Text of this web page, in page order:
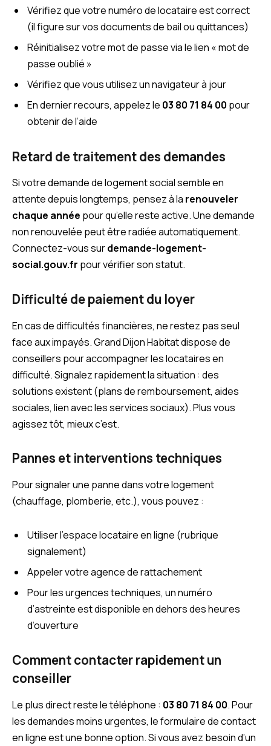
Vérifiez que votre numéro de locataire est correct
(il figure sur vos documents de bail ou quittances)
Réinitialisez votre mot de passe via le lien « mot de
passe oublié »
Vérifiez que vous utilisez un navigateur à jour
En dernier recours, appelez le 03 80 71 84 00 pour
obtenir de l’aide
Retard de traitement des demandes
Si votre demande de logement social semble en
attente depuis longtemps, pensez à la renouveler
chaque année pour qu’elle reste active. Une demande
non renouvelée peut être radiée automatiquement.
Connectez-vous surdemande-logement-
social.gouv.fr pour vérifier son statut.
Difficulté de paiement du loyer
En cas de difficultés financières, ne restez pas seul
face aux impayés. Grand Dijon Habitat dispose de
conseillers pour accompagner les locataires en
difficulté. Signalez rapidement la situation : des
solutions existent (plans de remboursement, aides
sociales, lien avec les services sociaux). Plus vous
agissez tôt, mieux c’est.
Pannes et interventions techniques
Pour signaler une panne dans votre logement
(chauffage, plomberie, etc.), vous pouvez :
Utiliser l’espace locataire en ligne (rubrique
signalement)
Appeler votre agence de rattachement
Pour les urgences techniques, un numéro
d’astreinte est disponible en dehors des heures
d’ouverture
Comment contacter rapidement un
conseiller
Le plus direct reste le téléphone : 03 80 71 84 00. Pour
les demandes moins urgentes, le formulaire de contact
en ligne est une bonne option. Si vous avez besoin d’un